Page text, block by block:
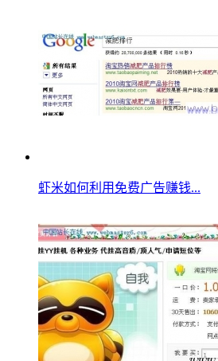
虾米如何利用免费广告赚钱...